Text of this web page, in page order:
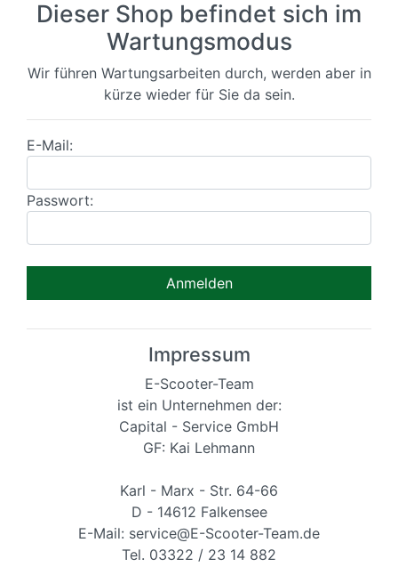
Dieser Shop befindet sich im
Wartungsmodus
Wir führen Wartungsarbeiten durch, werden aber in
kürze wieder für Sie da sein.
E-Mail:
Passwort:
Impressum
E-Scooter-Team
ist ein Unternehmen der:
Capital - Service GmbH
GF: Kai Lehmann
Karl - Marx - Str. 64-66
D - 14612 Falkensee
E-Mail: service@E-Scooter-Team.de
Tel. 03322 / 23 14 882